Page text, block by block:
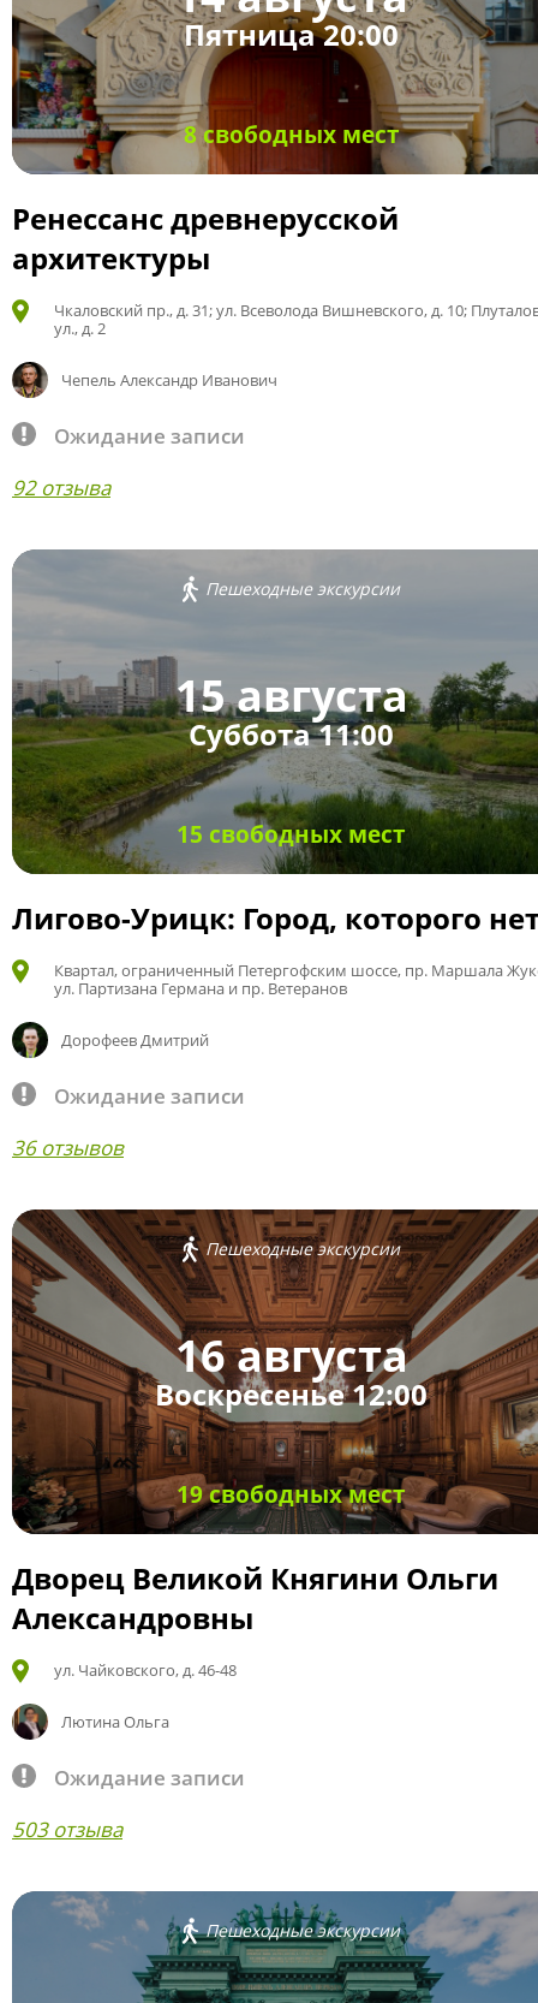
Пятница 20:00
8 свободных мест
Ренессанс древнерусской
архитектуры
Чкаловский пр., д. 31; ул. Всеволода Вишневского, д. 10;
ул., д. 2
Чепель Александр Иванович
Ожидание записи
92 отзыва
Пешеходные экскурсии
15 августа
Суббота 11:00
15 свободных мест
Лигово-Урицк: Город, которого
Квартал, ограниченный Петергофским шоссе, пр. Маршала
ул. Партизана Германа и пр. Ветеранов
Дорофеев Дмитрий
Ожидание записи
36 отзывов
Пешеходные экскурсии
16 августа
Воскресенье 12:00
19 свободных мест
Дворец Великой Княгини Ольги
Александровны
ул. Чайковского, д. 46-48
Лютина Ольга
Ожидание записи
503 отзыва
Пешеходные экскурсии